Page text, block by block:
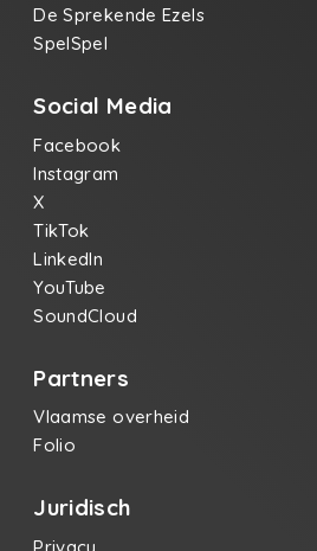
De Sprekende Ezels
SpelSpel
Social Media
Facebook
Instagram
X
TikTok
LinkedIn
YouTube
SoundCloud
Partners
Vlaamse overheid
Folio
Juridisch
Privacy